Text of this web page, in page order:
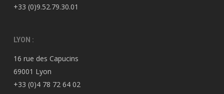
+33 (0)9.52.79.30.01
LYON :
16 rue des Capucins
69001 Lyon
+33 (0)4 78 72 64 02